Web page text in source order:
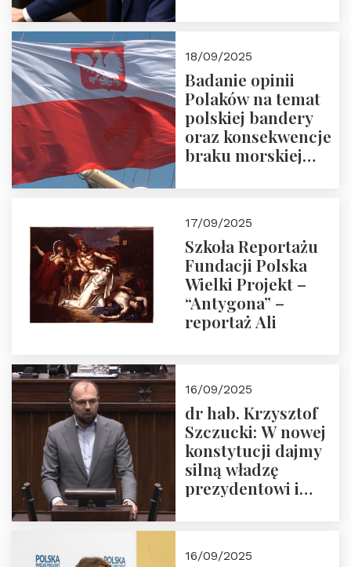
18/09/2025
Badanie opinii
Polaków na temat
polskiej bandery
oraz konsekwencje
braku morskiej
17/09/2025
Szkoła Reportażu
Fundacji Polska
Wielki Projekt –
“Antygona” –
reportaż Ali
16/09/2025
dr hab. Krzysztof
Szczucki: W nowej
konstytucji dajmy
silną władzę
prezydentowi i
16/09/2025